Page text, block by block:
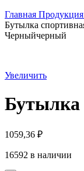
Главная Продукция
Бутылка
Черныйчерный
Увеличить
Бутылка
1059,36 ₽
16592 в наличии